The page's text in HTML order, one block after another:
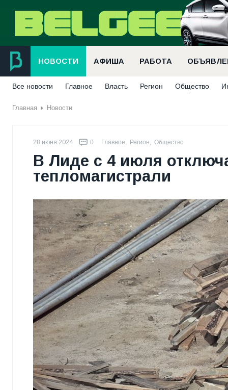
НОВОСТИ АФИША РАБОТА
Все новости Главное Власть Регион Общество
Главная Новости
28 июня 2024 0 Главное, Регион, Общество
В Лиде с 4 июля
тепломагистрали